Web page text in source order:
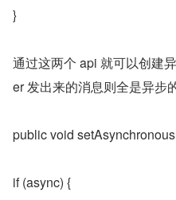
}
通过这两个 api 就可以创建
er 发出来的消息则全是异步的
public void
if (async) {